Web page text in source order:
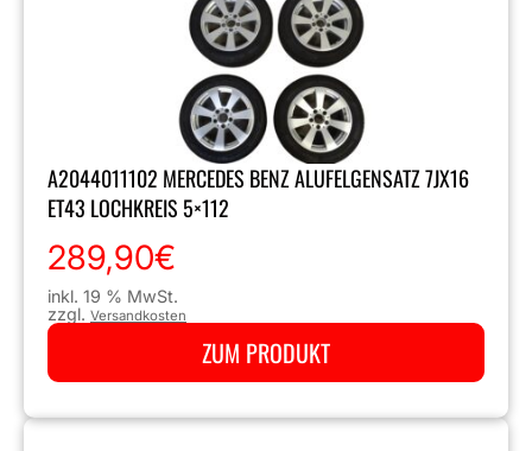
A2044011102 MERCEDES BENZ ALUFELGENSATZ 7JX16
ET43 LOCHKREIS 5×112
289,90€
inkl. 19 % MwSt.
zzgl. Versandkosten
ZUM PRODUKT